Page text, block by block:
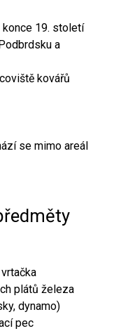
konce 19. století
a
kovářů
se mimo areál
plátů železa
dynamo)
pec